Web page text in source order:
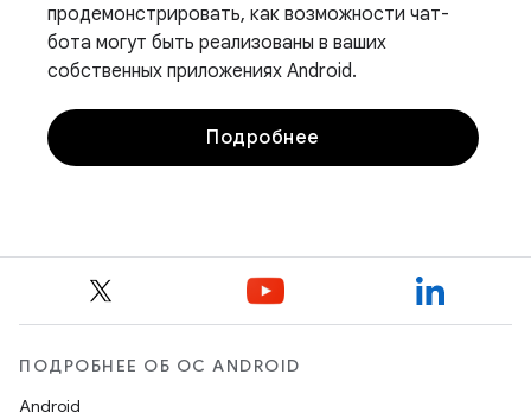
продемонстрировать, как возможности чат-
бота могут быть реализованы в ваших
собственных приложениях Android.
Подробнее
ПОДРОБНЕЕ ОБ ОС ANDROID
Android